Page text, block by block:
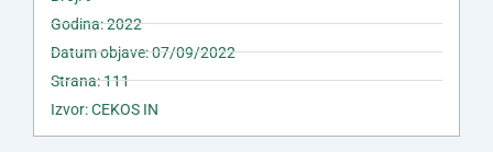
Godina: 2022
Datum objave: 07/09/2022
Strana: 111
Izvor: CEKOS IN